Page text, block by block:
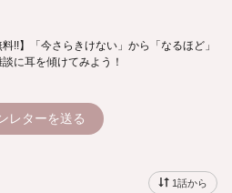
!!】「今さらきけない」から「なるほど」
に耳を傾けてみよう！
レターを送る
1話から